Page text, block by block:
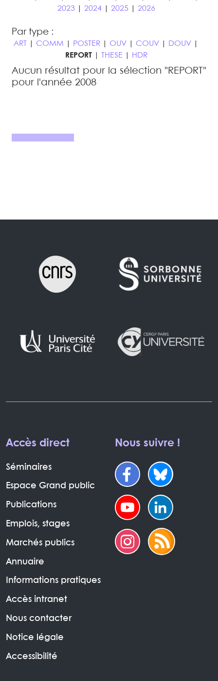
2023| 2024| 2025| 2026
Par type :
ART COMM POSTER OUV COUV DOUV
REPORT| THESE HDR
Aucun résultat pour la sélection "REPORT"
pour l'année 2008
Accès direct
Séminaires
Espace Grand public
Publications
Emplois, stages
Marchés publics
Annuaire
Informations pratiques
Accès intranet
Nous contacter
Notice légale
Accessibilité
Nous suivre !